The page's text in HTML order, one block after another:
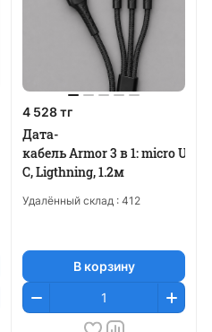
4 528 тг
Дата-
кабель Armor 3 в 1: micro USB,
C, Ligthning, 1.2м
Удалённый склад : 412
В корзину